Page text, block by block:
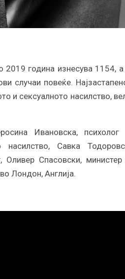
2019 година изнесува 1154,
случаи повеќе.
и сексуалното насилство,
Ивановска, психолог
Савка
Оливер Спасовски,
Лондон, Англија.